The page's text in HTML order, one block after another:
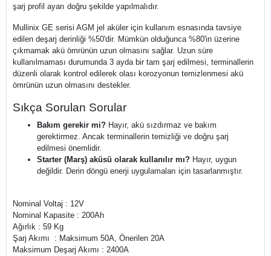
şarj profil ayarı doğru şekilde yapılmalıdır.
Mullinix GE serisi AGM jel aküler için kullanım esnasında tavsiye
edilen deşarj derinliği %50'dir. Mümkün olduğunca %80'in üzerine
çıkmamak akü ömrünün uzun olmasını sağlar. Uzun süre
kullanılmaması durumunda 3 ayda bir tam şarj edilmesi, terminallerin
düzenli olarak kontrol edilerek olası korozyonun temizlenmesi akü
ömrünün uzun olmasını destekler.
Sıkça Sorulan Sorular
Bakım gerekir mi? Hayır, akü sızdırmaz ve bakım
gerektirmez. Ancak terminallerin temizliği ve doğru şarj
edilmesi önemlidir.
Starter (Marş) aküsü olarak kullanılır mı? Hayır, uygun
değildir. Derin döngü enerji uygulamaları için tasarlanmıştır.
Nominal Voltaj : 12V
Nominal Kapasite : 200Ah
Ağırlık : 59 Kg
Şarj Akımı : Maksimum 50A, Önerilen 20A
Maksimum Deşarj Akımı : 2400A